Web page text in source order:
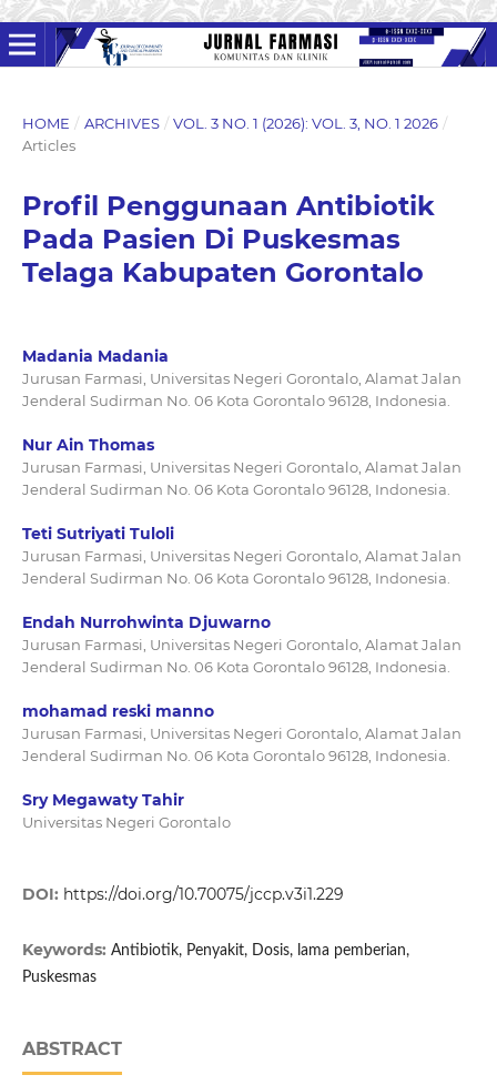
HOME / ARCHIVES / VOL. 3 NO. 1 (2026): VOL. 3, NO. 1 2026 /
Articles
Profil Penggunaan Antibiotik
Pada Pasien Di Puskesmas
Telaga Kabupaten Gorontalo
Madania Madania
Jurusan Farmasi, Universitas Negeri Gorontalo, Alamat Jalan
Jenderal Sudirman No. 06 Kota Gorontalo 96128, Indonesia.
Nur Ain Thomas
Jurusan Farmasi, Universitas Negeri Gorontalo, Alamat Jalan
Jenderal Sudirman No. 06 Kota Gorontalo 96128, Indonesia.
Teti Sutriyati Tuloli
Jurusan Farmasi, Universitas Negeri Gorontalo, Alamat Jalan
Jenderal Sudirman No. 06 Kota Gorontalo 96128, Indonesia.
Endah Nurrohwinta Djuwarno
Jurusan Farmasi, Universitas Negeri Gorontalo, Alamat Jalan
Jenderal Sudirman No. 06 Kota Gorontalo 96128, Indonesia.
mohamad reski manno
Jurusan Farmasi, Universitas Negeri Gorontalo, Alamat Jalan
Jenderal Sudirman No. 06 Kota Gorontalo 96128, Indonesia.
Sry Megawaty Tahir
Universitas Negeri Gorontalo
DOI: https://doi.org/10.70075/jccp.v3i1.229
Keywords: Antibiotik, Penyakit, Dosis, lama pemberian,
Puskesmas
ABSTRACT